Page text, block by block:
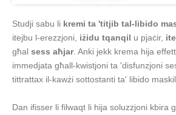
Studji sabu li kremi ta 'titjib tal-libido
itejbu l-erezzjoni, iżidu tqanqil u pjaċir,
għal sess aħjar. Anki jekk krema hija
immedjata għall-kwistjoni ta 'disfunzjoni
tittrattax il-kawżi sottostanti ta' libido
Dan ifisser li filwaqt li hija soluzzjoni kbira